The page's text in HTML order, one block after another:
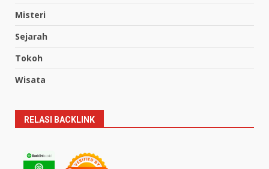
Misteri
Sejarah
Tokoh
Wisata
RELASI BACKLINK